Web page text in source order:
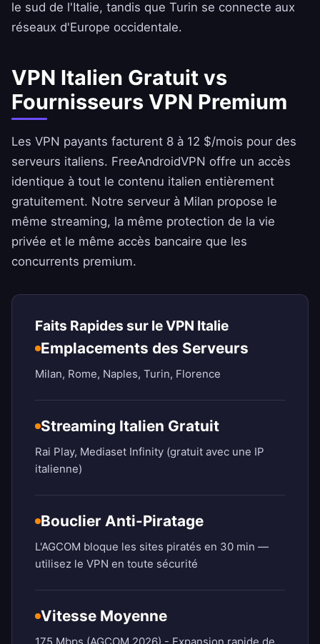
le sud de l'Italie, tandis que Turin se connecte aux
réseaux d'Europe occidentale.
VPN Italien Gratuit vs
Fournisseurs VPN Premium
Les VPN payants facturent 8 à 12 $/mois pour des
serveurs italiens. FreeAndroidVPN offre un accès
identique à tout le contenu italien entièrement
gratuitement. Notre serveur à Milan propose le
même streaming, la même protection de la vie
privée et le même accès bancaire que les
concurrents premium.
Faits Rapides sur le VPN Italie
Emplacements des Serveurs
Milan, Rome, Naples, Turin, Florence
Streaming Italien Gratuit
Rai Play, Mediaset Infinity (gratuit avec une IP
italienne)
Bouclier Anti-Piratage
L'AGCOM bloque les sites piratés en 30 min —
utilisez le VPN en toute sécurité
Vitesse Moyenne